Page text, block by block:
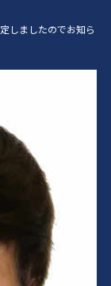
しましたのでお知ら